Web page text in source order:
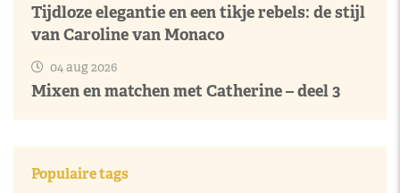
Tijdloze elegantie en een tikje rebels: de stijl
van Caroline van Monaco
04 aug 2026
Mixen en matchen met Catherine – deel 3
Populaire tags